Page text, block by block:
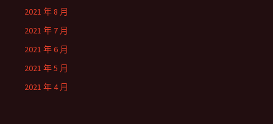
2021 年 8 月
2021 年 7 月
2021 年 6 月
2021 年 5 月
2021 年 4 月